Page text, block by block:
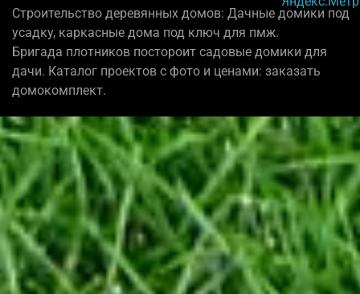
Строительство деревянных домов: Дачные домики под
усадку, каркасные дома под ключ для пмж.
Бригада плотников постороит садовые домики для
дачи. Каталог проектов с фото и ценами: заказать
домокомплект.